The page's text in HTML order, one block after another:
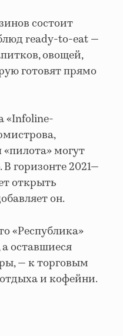
состоит
ready-to-eat —
овощей,
готовят прямо
«Infoline-
могут
горизонте 2021—
открыть
он.
«Республика»
оставшиеся
— к торговым
и кофейни.